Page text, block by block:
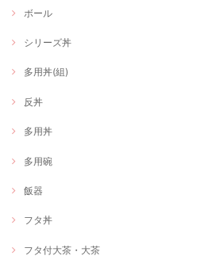
ボール
シリーズ丼
多用丼(組)
反丼
多用丼
多用碗
飯器
フタ丼
フタ付大茶・大茶